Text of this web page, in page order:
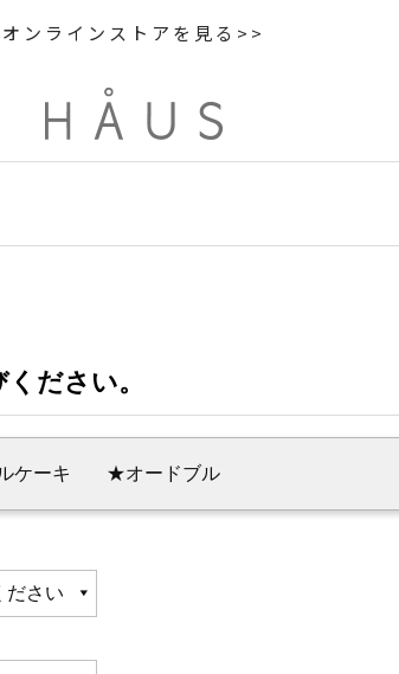
オンラインストアを見る>>
ださい。
ケーキ ★オードブル